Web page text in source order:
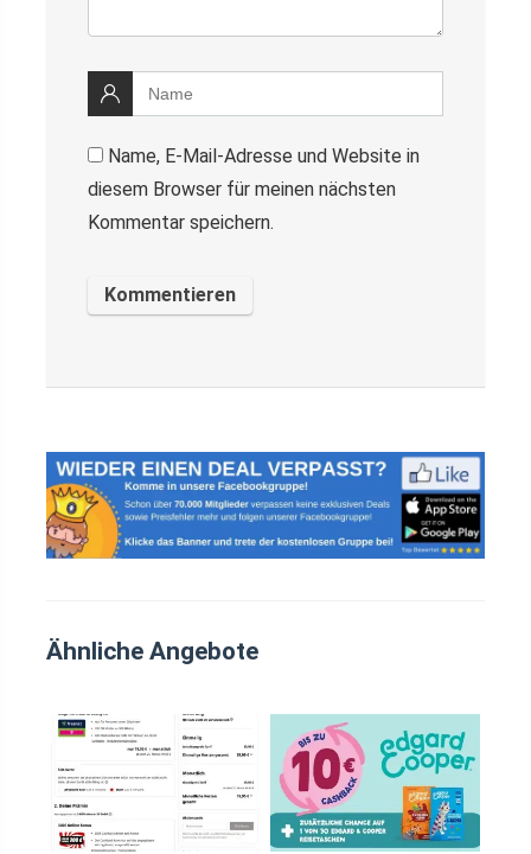
Name, E-Mail-Adresse und Website in
diesem Browser für meinen nächsten
Kommentar speichern.
Ähnliche Angebote